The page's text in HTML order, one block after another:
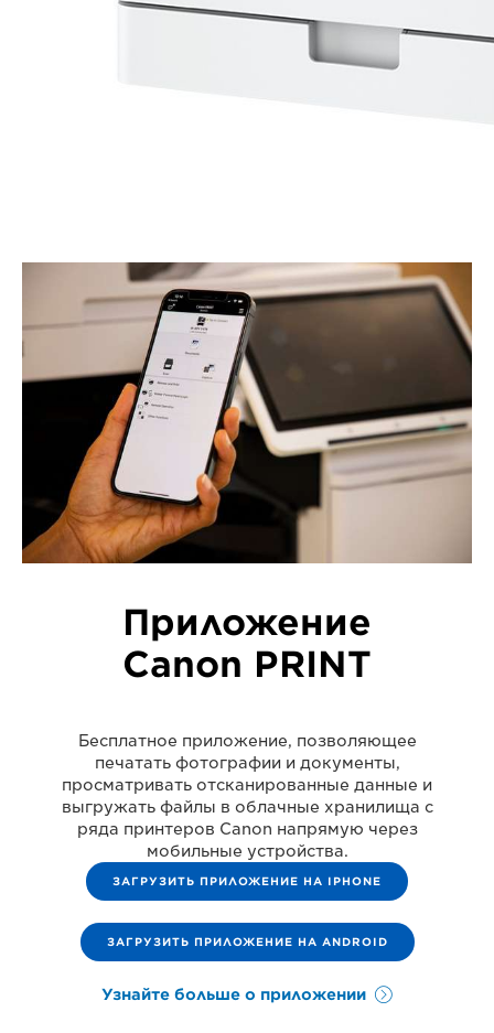
Приложение
Canon PRINT
Бесплатное приложение, позволяющее
печатать фотографии и документы,
просматривать отсканированные данные и
выгружать файлы в облачные хранилища с
ряда принтеров Canon напрямую через
мобильные устройства.
ЗАГРУЗИТЬ ПРИЛОЖЕНИЕ НА IPHONE
ЗАГРУЗИТЬ ПРИЛОЖЕНИЕ НА ANDROID
Узнайте больше о приложении